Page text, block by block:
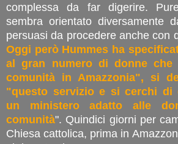
complessa da far digerire.
sembra orientato diversamente
persuasi da procedere anche con
Oggi però Hummes ha
al gran numero di donne
comunità in Amazzonia", si
"questo servizio e si cerchi di
un ministero adatto alle
comunità". Quindici giorni per
Chiesa cattolica, prima in